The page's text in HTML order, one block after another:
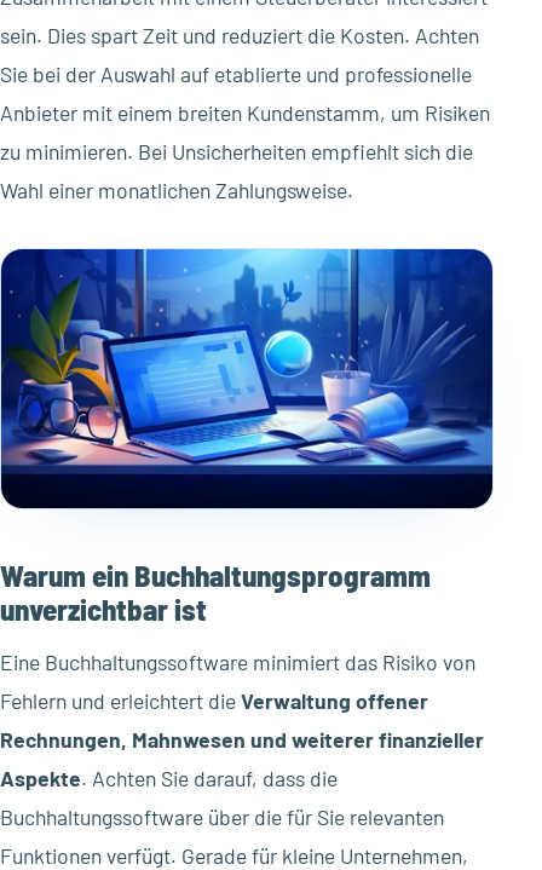
sein. Dies spart Zeit und reduziert die Kosten. Achten
Sie bei der Auswahl auf etablierte und professionelle
Anbieter mit einem breiten Kundenstamm, um Risiken
zu minimieren. Bei Unsicherheiten empfiehlt sich die
Wahl einer monatlichen Zahlungsweise.
Warum ein Buchhaltungsprogramm
unverzichtbar ist
Eine Buchhaltungssoftware minimiert das Risiko von
Fehlern und erleichtert dieVerwaltung offener
Rechnungen, Mahnwesen und weiterer finanzieller
Aspekte. Achten Sie darauf, dass die
Buchhaltungssoftware über die für Sie relevanten
Funktionen verfügt. Gerade für kleine Unternehmen,